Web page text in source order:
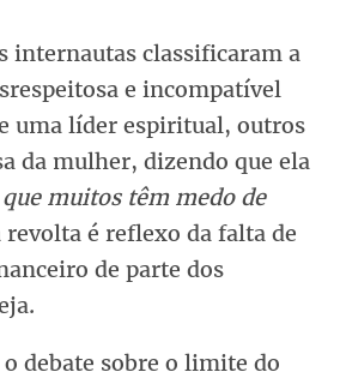
internautas classificaram a
e incompatível
uma líder espiritual, outros
da mulher, dizendo que ela
muitos têm medo de
revolta é reflexo da falta de
de parte dos
o debate sobre o limite do